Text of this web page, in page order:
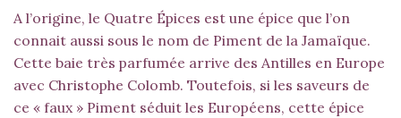
A l’origine, le Quatre Épices est une épice que l’on
connait aussi sous le nom de Piment de la Jamaïque.
Cette baie très parfumée arrive des Antilles en Europe
avec Christophe Colomb. Toutefois, si les saveurs de
ce « faux » Piment séduit les Européens, cette épice